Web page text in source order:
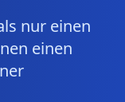
nur einen
einen